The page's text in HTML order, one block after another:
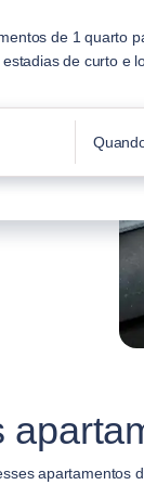
de 1 quarto
de curto e
apartamentos